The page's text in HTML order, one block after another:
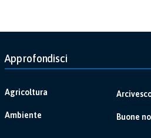
Approfondisci
Agricoltura
Ambiente Buone